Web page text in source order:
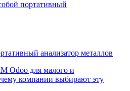
анализатор металлов